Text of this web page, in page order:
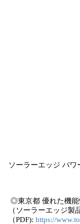
ソーラーエッジ パ
◎東京都 優れた機能
（ソーラーエッジ
（PDF): https://